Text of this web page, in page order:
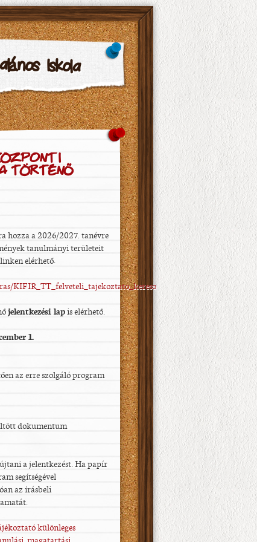
Iskola
TÖRTÉNŐ
hozza a 2026/2027. tanévre
tanulmányi területeit
elérhető:
KIFIR_TT_felveteli_tajekoztato_kereso
jelentkezési lapis elérhető.
1.
az erre szolgáló program
dokumentum
a jelentkezést. Ha papír
segítségével
az írásbeli
különleges
magatartási